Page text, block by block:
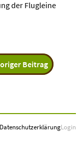
der Flugleine
Beitrag
Login
Datenschutzerklärung